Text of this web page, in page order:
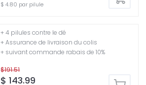
$ 4.80 par pilule
$191.51
$ 143.99
+ 4 pilules contre le dé
+ Assurance de livraison du colis
+ suivant commande rabais de 10%